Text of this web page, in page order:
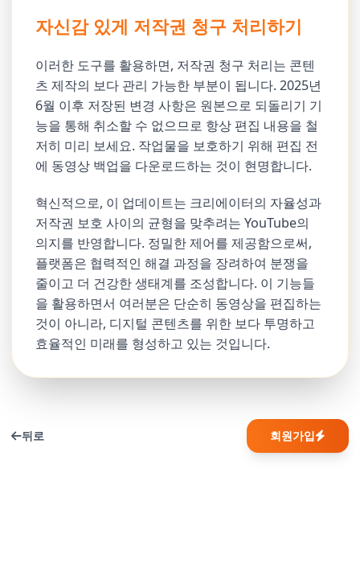
자신감 있게 저작권 청구 처리하기
이러한 도구를 활용하면, 저작권 청구 처리는 콘텐
츠 제작의 보다 관리 가능한 부분이 됩니다. 2025년
6월 이후 저장된 변경 사항은 원본으로 되돌리기 기
능을 통해 취소할 수 없으므로 항상 편집 내용을 철
저히 미리 보세요. 작업물을 보호하기 위해 편집 전
에 동영상 백업을 다운로드하는 것이 현명합니다.
혁신적으로, 이 업데이트는 크리에이터의 자율성과
저작권 보호 사이의 균형을 맞추려는 YouTube의
의지를 반영합니다. 정밀한 제어를 제공함으로써,
플랫폼은 협력적인 해결 과정을 장려하여 분쟁을
줄이고 더 건강한 생태계를 조성합니다. 이 기능들
을 활용하면서 여러분은 단순히 동영상을 편집하는
것이 아니라, 디지털 콘텐츠를 위한 보다 투명하고
효율적인 미래를 형성하고 있는 것입니다.
뒤로 회원가입